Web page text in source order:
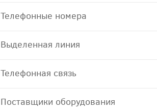
Телефонные номера
Выделенная линия
Телефонная связь
Поставщики оборудования